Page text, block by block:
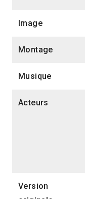
Image
Montage
Musique
Acteurs
Version